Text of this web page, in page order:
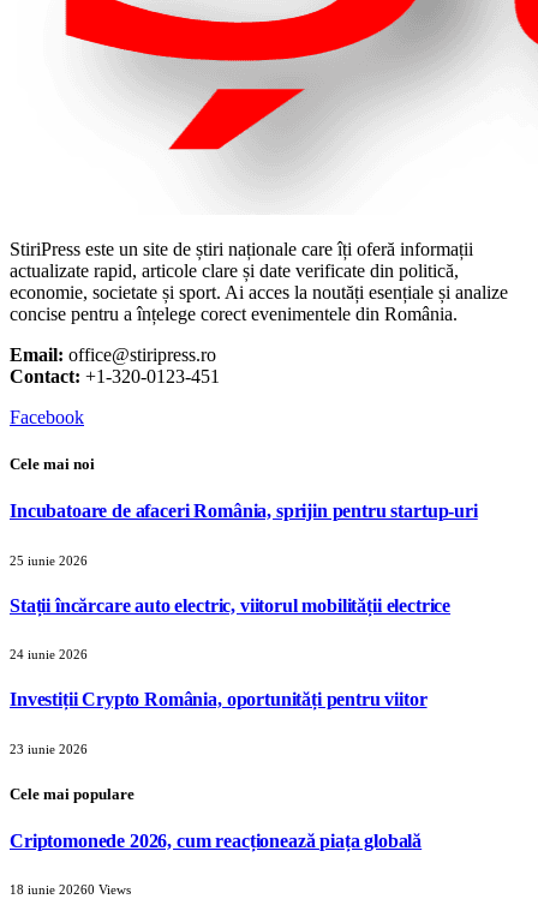
StiriPress este un site de știri naționale care îți oferă informații
actualizate rapid, articole clare și date verificate din politică,
economie, societate și sport. Ai acces la noutăți esențiale și analize
concise pentru a înțelege corect evenimentele din România.
Email: office@stiripress.ro
Contact: +1-320-0123-451
Facebook
Cele mai noi
Incubatoare de afaceri România, sprijin pentru startup-uri
25 iunie 2026
Stații încărcare auto electric, viitorul mobilității electrice
24 iunie 2026
Investiții Crypto România, oportunități pentru viitor
23 iunie 2026
Cele mai populare
Criptomonede 2026, cum reacționează piața globală
18 iunie 20260 Views